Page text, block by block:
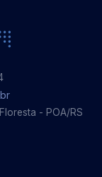
- POA/RS